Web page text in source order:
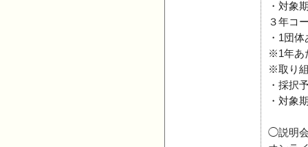
・対象
３年コ
・1団
※1年あ
※取り
・採択
・対象
◯説明